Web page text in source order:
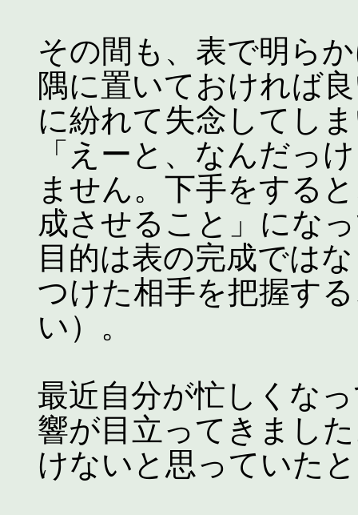
その間も、表で明ら
隅に置いておければ
に紛れて失念してし
「えーと、なんだっ
ません。下手をする
成させること」にな
目的は表の完成では
つけた相手を把握す
い）。
最近自分が忙しくな
響が目立ってきまし
けないと思っていた